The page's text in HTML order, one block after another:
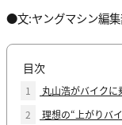
●文:ヤングマシン編
目次
1
丸山浩がバイク
2
理想の“上がりバ